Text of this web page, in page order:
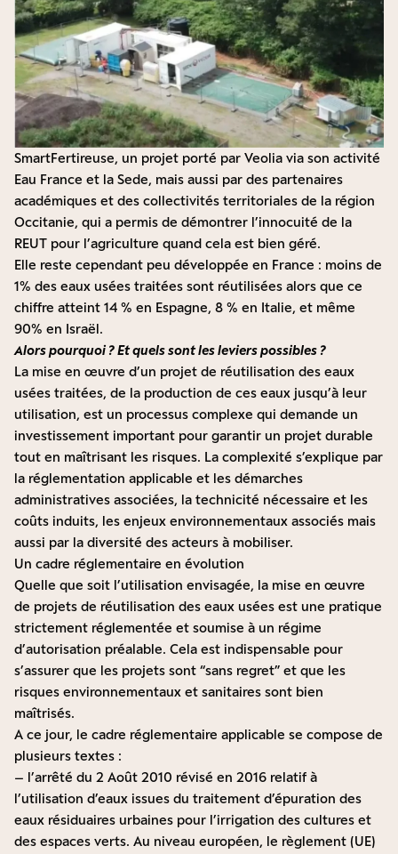
SmartFertireuse, un projet porté par Veolia via son activité
Eau France et la Sede, mais aussi par des partenaires
académiques et des collectivités territoriales de la région
Occitanie, qui a permis de démontrer l’innocuité de la
REUT pour l’agriculture quand cela est bien géré.
Elle reste cependant peu développée en France : moins de
1% des eaux usées traitées sont réutilisées alors que ce
chiffre atteint 14 % en Espagne, 8 % en Italie, et même
90% en Israël.
Alors pourquoi ? Et quels sont les leviers possibles ?
La mise en œuvre d’un projet de réutilisation des eaux
usées traitées, de la production de ces eaux jusqu’à leur
utilisation, est un processus complexe qui demande un
investissement important pour garantir un projet durable
tout en maîtrisant les risques. La complexité s’explique par
la réglementation applicable et les démarches
administratives associées, la technicité nécessaire et les
coûts induits, les enjeux environnementaux associés mais
aussi par la diversité des acteurs à mobiliser.
Un cadre réglementaire en évolution
Quelle que soit l’utilisation envisagée, la mise en œuvre
de projets de réutilisation des eaux usées est une pratique
strictement réglementée et soumise à un régime
d’autorisation préalable. Cela est indispensable pour
s’assurer que les projets sont “sans regret” et que les
risques environnementaux et sanitaires sont bien
maîtrisés.
A ce jour, le cadre réglementaire applicable se compose de
plusieurs textes :
– l’arrêté du 2 Août 2010 révisé en 2016 relatif à
l’utilisation d’eaux issues du traitement d’épuration des
eaux résiduaires urbaines pour l’irrigation des cultures et
des espaces verts. Au niveau européen, le règlement (UE)